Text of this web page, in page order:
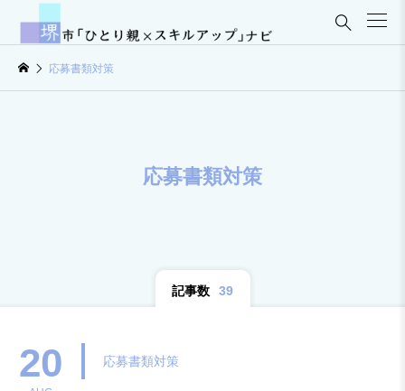

応募書類対策
応募書類対策
記事数 39
20 応募書類対策